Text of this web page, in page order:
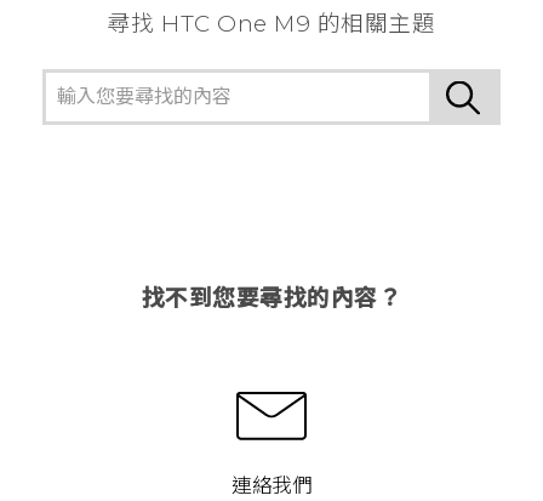
尋找 HTC One M9 的相關主題
找不到您要尋找的內容？
連絡我們